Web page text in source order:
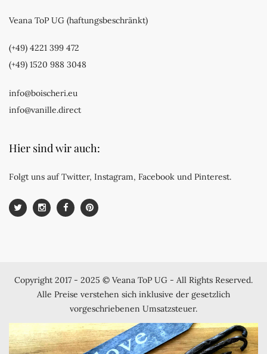
Veana ToP UG (haftungsbeschränkt)
(+49) 4221 399 472
(+49) 1520 988 3048
info@boischeri.eu
info@vanille.direct
Hier sind wir auch:
Folgt uns auf Twitter, Instagram, Facebook und Pinterest.
Copyright 2017 - 2025 © Veana ToP UG - All Rights Reserved.
Alle Preise verstehen sich inklusive der gesetzlich
vorgeschriebenen Umsatzsteuer.